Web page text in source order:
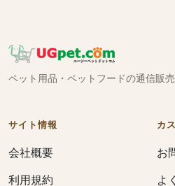
ペット用品・ペットフードの通信販
サイト情報
会社概要
利用規約
カ
お
よ